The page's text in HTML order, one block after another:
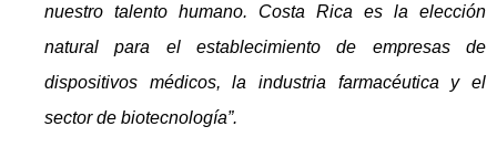
nuestro talento humano. Costa Rica es la elección
natural para el establecimiento de empresas de
dispositivos médicos, la industria farmacéutica y el
sector de biotecnología”.